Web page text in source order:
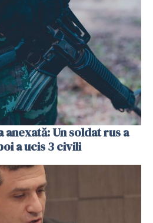
Un soldat rus a
a ucis 3 civili